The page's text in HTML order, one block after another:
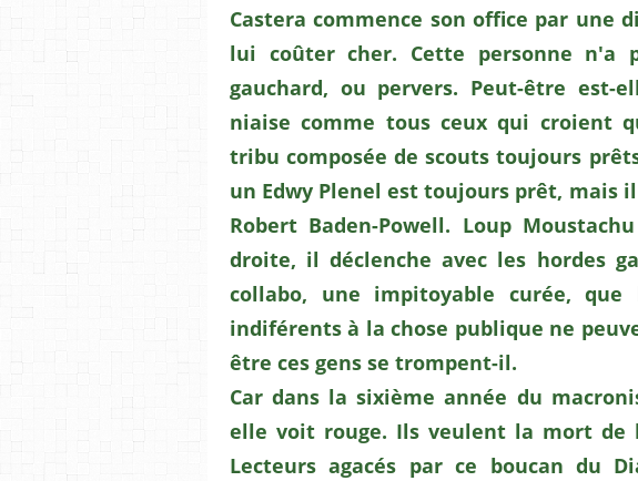
Castera commence son office par une
lui coûter cher. Cette personne n'a
gauchard, ou pervers. Peut-être est-
niaise comme tous ceux qui croient
tribu composée de scouts toujours
un Edwy Plenel est toujours prêt, mais
Robert Baden-Powell. Loup
droite, il déclenche avec les hordes
collabo, une impitoyable curée,
indiférents à la chose publique ne
être ces gens se trompent-il.
Car dans la sixième année du
elle voit rouge. Ils veulent la mort de
Lecteurs agacés par ce boucan du